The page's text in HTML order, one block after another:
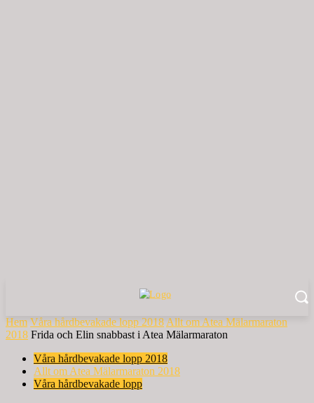
Hem Våra hårdbevakade lopp 2018 Allt om Atea Mälarmaraton
2018 Frida och Elin snabbast i Atea Mälarmaraton
Våra hårdbevakade lopp 2018
Allt om Atea Mälarmaraton 2018
Våra hårdbevakade lopp